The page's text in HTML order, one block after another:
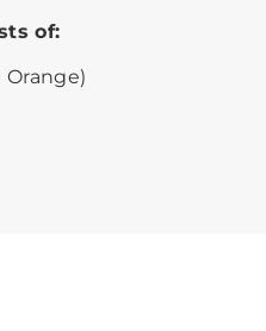
of:
Orange)